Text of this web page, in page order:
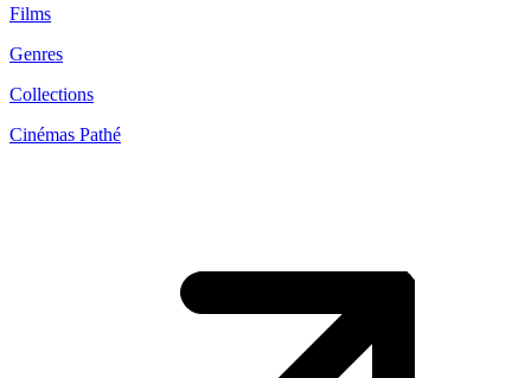
Films
Genres
Collections
Cinémas Pathé